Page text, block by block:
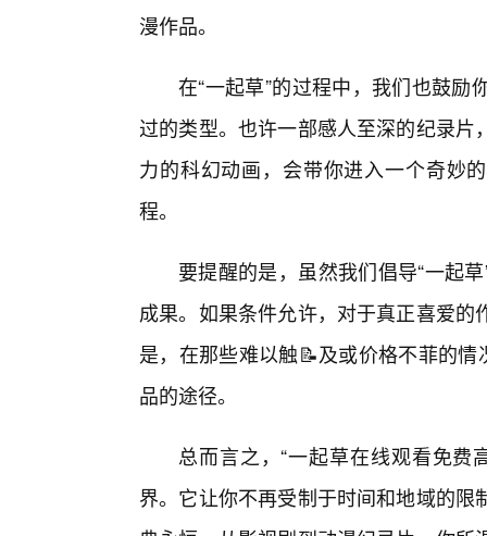
漫作品。
在“一起草”的过程中，我们也鼓
过的类型。也许一部感人至深的纪录
力的科幻动画，会带你进入一个奇妙
程。
要提醒的是，虽然我们倡导“一起
成果。如果条件允许，对于真正喜爱
是，在那些难以触📝及或价格不菲的
品的途径。
总而言之，“一起草在线观看免费
界。它让你不再受制于时间和地域的